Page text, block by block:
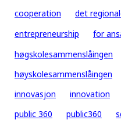
cooperation
det
entrepreneurship
for
høgskolesammenslåingen
høyskolesammenslåingen
innovasjon
innovation
public 360
public360